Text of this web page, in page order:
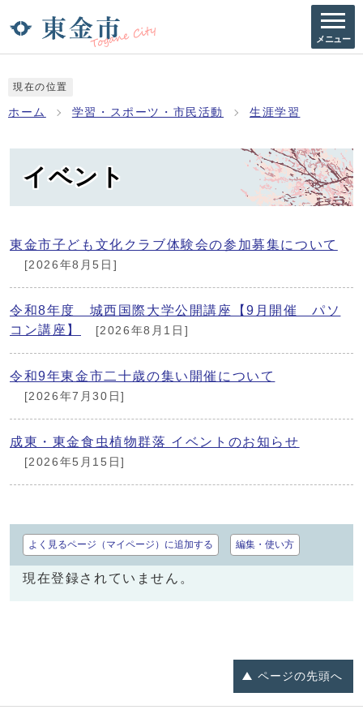
メニュー
現在の位置
ホーム 学習・スポーツ・市民活動 生涯学習
イベント
東金市子ども文化クラブ体験会の参加募集について
[2026年8月5日]
令和8年度 城西国際大学公開講座【9月開催 パソ
コン講座】
[2026年8月1日]
令和9年東金市二十歳の集い開催について
[2026年7月30日]
成東・東金食虫植物群落 イベントのお知らせ
[2026年5月15日]
よく見るページ（マイページ）に追加する 編集・使い方
現在登録されていません。
ページの先頭へ